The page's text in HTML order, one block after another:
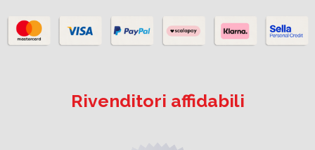
Rivenditori affidabili